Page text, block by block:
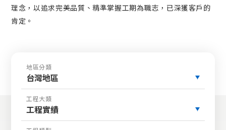
理念，以追求完美品質、精準掌握工期為職志，已深獲客戶的
肯定。
地區分類
台灣地區
工程大類
工程實績